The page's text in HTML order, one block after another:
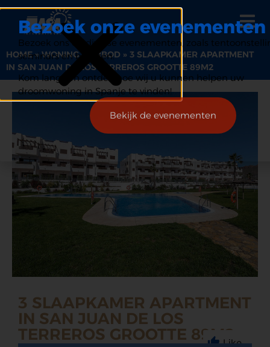
HOME»WONING AANBOD » 3 SLAAPKAMER APARTMENT
IN SAN JUAN DE LOS TERREROS GROOTTE 89M2
3 SLAAPKAMER APARTMENT
IN SAN JUAN DE LOS
TERREROS GROOTTE 89M2Like
Bezoek onze evenementen
Bezoek ons op diverse evenementen, zoals
seminars en beurzen.
Kom langs en ontdek hoe wij u kunnen helpen uw
droomwoning in Spanje te vinden!